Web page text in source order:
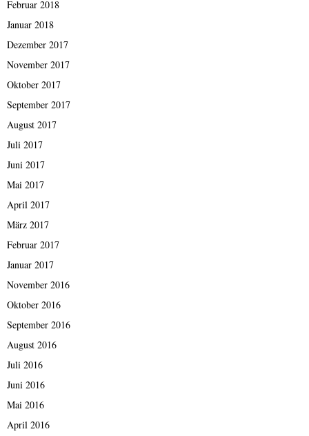
Februar 2018
Januar 2018
Dezember 2017
November 2017
Oktober 2017
September 2017
August 2017
Juli 2017
Juni 2017
Mai 2017
April 2017
März 2017
Februar 2017
Januar 2017
November 2016
Oktober 2016
September 2016
August 2016
Juli 2016
Juni 2016
Mai 2016
April 2016